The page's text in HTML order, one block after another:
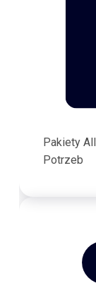
Pakiety
Potrzeb